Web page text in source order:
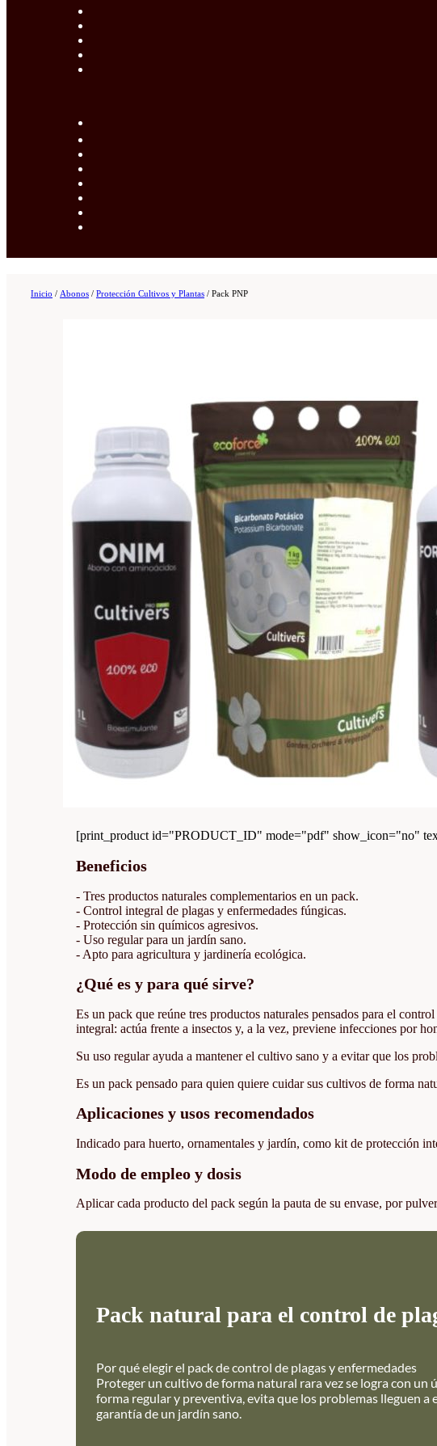
Inicio / Abonos / Protección Cultivos y Plantas / Pack PNP
[print_product id="PRODUCT_ID" mode="pdf" show_icon="no"
Beneficios
- Tres productos naturales complementarios en un pack.
- Control integral de plagas y enfermedades fúngicas.
- Protección sin químicos agresivos.
- Uso regular para un jardín sano.
- Apto para agricultura y jardinería ecológica.
¿Qué es y para qué sirve?
Es un pack que reúne tres productos naturales pensados para el
integral: actúa frente a insectos y, a la vez, previene infecciones por
Su uso regular ayuda a mantener el cultivo sano y a evitar que los
Es un pack pensado para quien quiere cuidar sus cultivos de forma
Aplicaciones y usos recomendados
Indicado para huerto, ornamentales y jardín, como kit de protección
Modo de empleo y dosis
Aplicar cada producto del pack según la pauta de su envase, por
Pack natural para el control de
Por qué elegir el pack de control de plagas y enfermedades
Proteger un cultivo de forma natural rara vez se logra con un
forma regular y preventiva, evita que los problemas lleguen
garantía de un jardín sano.